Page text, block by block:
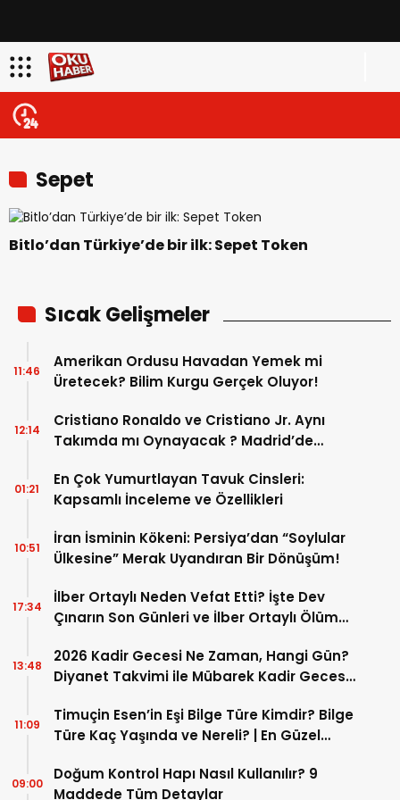
Sepet
Bitlo’dan Türkiye’de bir ilk: Sepet Token
Sıcak Gelişmeler
Amerikan Ordusu Havadan Yemek mi
Üretecek? Bilim Kurgu Gerçek Oluyor!
11:46
Cristiano Ronaldo ve Cristiano Jr. Aynı
Takımda mı Oynayacak ? Madrid’de
12:14
En Çok Yumurtlayan Tavuk Cinsleri:
Kapsamlı İnceleme ve Özellikleri
01:21
İran İsminin Kökeni: Persiya’dan “Soylular
Ülkesine” Merak Uyandıran Bir Dönüşüm!
10:51
İlber Ortaylı Neden Vefat Etti? İşte Dev
Çınarın Son Günleri ve İlber Ortaylı Ölüm
17:34
2026 Kadir Gecesi Ne Zaman, Hangi Gün?
Diyanet Takvimi ile Mübarek Kadir Gecesi
13:48
Timuçin Esen’in Eşi Bilge Türe Kimdir? Bilge
Türe Kaç Yaşında ve Nereli? | En Güzel
11:09
Doğum Kontrol Hapı Nasıl Kullanılır? 9
Maddede Tüm Detaylar
09:00